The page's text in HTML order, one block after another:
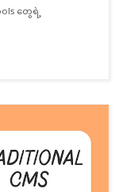
တွေရဲ့